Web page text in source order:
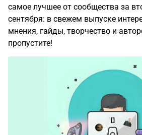
самое лучшее от сообщества за
сентября: в свежем выпуске
мнения, гайды, творчество и
пропустите!